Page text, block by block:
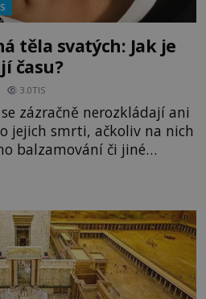
těla svatých: Jak je
času?
3.0TIS
zázračně nerozkládají ani
jejich smrti, ačkoliv na nich
balzamování či jiné
ostatky bývají
zemřelých. Jaké